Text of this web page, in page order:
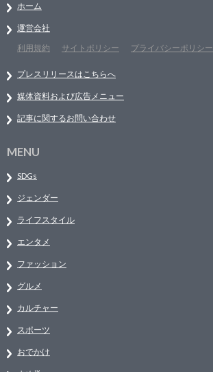
ホーム
運営会社
利用規約
サイトポリシー プライバシーポリシー
プレスリリースはこちらへ
媒体資料および広告メニュー
記事に関するお問い合わせ
MENU
SDGs
ジェンダー
ライフスタイル
エンタメ
ファッション
グルメ
カルチャー
スポーツ
おでかけ